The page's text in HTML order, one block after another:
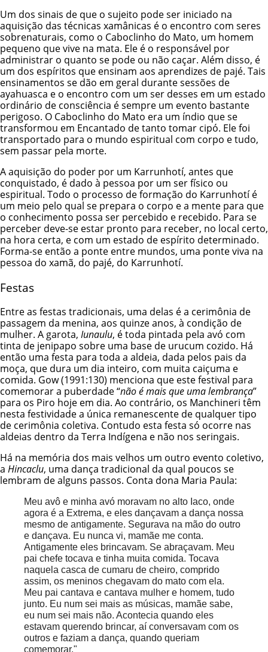
Um dos sinais de que o sujeito pode ser iniciado na
aquisição das técnicas xamânicas é o encontro com seres
sobrenaturais, como o Caboclinho do Mato, um homem
pequeno que vive na mata. Ele é o responsável por
administrar o quanto se pode ou não caçar. Além disso, é
um dos espíritos que ensinam aos aprendizes de pajé. Tais
ensinamentos se dão em geral durante sessões de
ayahuasca e o encontro com um ser desses em um estado
ordinário de consciência é sempre um evento bastante
perigoso. O Caboclinho do Mato era um índio que se
transformou em Encantado de tanto tomar cipó. Ele foi
transportado para o mundo espiritual com corpo e tudo,
sem passar pela morte.
A aquisição do poder por um Karrunhotí, antes que
conquistado, é dado à pessoa por um ser físico ou
espiritual. Todo o processo de formação do Karrunhotí é
um meio pelo qual se prepara o corpo e a mente para que
o conhecimento possa ser percebido e recebido. Para se
perceber deve-se estar pronto para receber, no local certo,
na hora certa, e com um estado de espírito determinado.
Forma-se então a ponte entre mundos, uma ponte viva na
pessoa do xamã, do pajé, do Karrunhotí.
Festas
Entre as festas tradicionais, uma delas é a cerimônia de
passagem da menina, aos quinze anos, à condição de
mulher. A garota, Iunaulu, é toda pintada pela avó com
tinta de jenipapo sobre uma base de urucum cozido. Há
então uma festa para toda a aldeia, dada pelos pais da
moça, que dura um dia inteiro, com muita caiçuma e
comida. Gow (1991:130) menciona que este festival para
comemorar a puberdade “não é mais que uma lembrança”
para os Piro hoje em dia. Ao contrário, os Manchineri têm
nesta festividade a única remanescente de qualquer tipo
de cerimônia coletiva. Contudo esta festa só ocorre nas
aldeias dentro da Terra Indígena e não nos seringais.
Há na memória dos mais velhos um outro evento coletivo,
a Hincaclu, uma dança tradicional da qual poucos se
lembram de alguns passos. Conta dona Maria Paula:
Meu avô e minha avó moravam no alto Iaco, onde
agora é a Extrema, e eles dançavam a dança nossa
mesmo de antigamente. Segurava na mão do outro
e dançava. Eu nunca vi, mamãe me conta.
Antigamente eles brincavam. Se abraçavam. Meu
pai chefe tocava e tinha muita comida. Tocava
naquela casca de cumaru de cheiro, comprido
assim, os meninos chegavam do mato com ela.
Meu pai cantava e cantava mulher e homem, tudo
junto. Eu num sei mais as músicas, mamãe sabe,
eu num sei mais não. Acontecia quando eles
estavam querendo brincar, aí conversavam com os
outros e faziam a dança, quando queriam
comemorar."